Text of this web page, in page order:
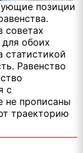
позиции
советах
обоих
статистикой
Равенство
с
не прописаны
траекторию